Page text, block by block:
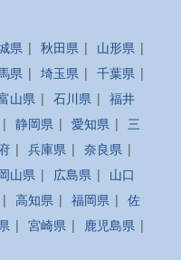
県 | 秋田県 | 山形県 |
県 | 埼玉県 | 千葉県 |
山県 | 石川県 | 福井
| 静岡県 | 愛知県 | 三
| 兵庫県 | 奈良県 |
山県 | 広島県 | 山口
| 高知県 | 福岡県 | 佐
| 宮崎県 | 鹿児島県 |